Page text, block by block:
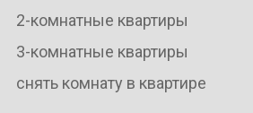
2-комнатные квартиры
3-комнатные квартиры
снять комнату в квартире